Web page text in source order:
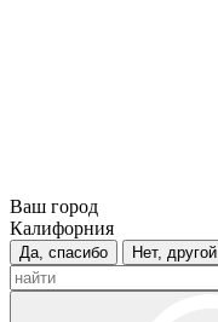
Ваш город
Калифорния
Да, спасибо Нет, другой